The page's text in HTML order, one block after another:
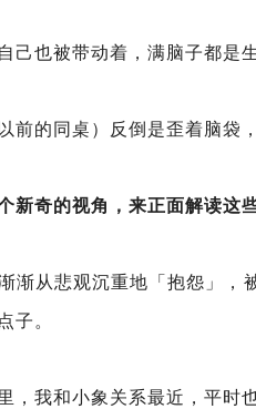
己也被带动着，满脑子都是
前的同桌）反倒是歪着脑袋
新奇的视角，来正面解读这
渐从悲观沉重地「抱怨」，
子。
，我和小象关系最近，平时